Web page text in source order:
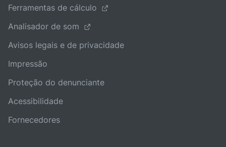
Ferramentas de cálculo
Analisador de som
Avisos legais e de privacidade
Impressão
Proteção do denunciante
Acessibilidade
Fornecedores